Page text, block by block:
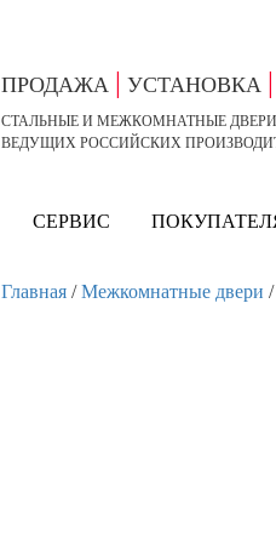
ПРОДАЖА | УСТАНОВКА |
СТАЛЬНЫЕ И МЕЖКОМНАТНЫЕ ДВЕРИ
ВЕДУЩИХ РОССИЙСКИХ
СЕРВИС
Главная/Межкомнатные двери /